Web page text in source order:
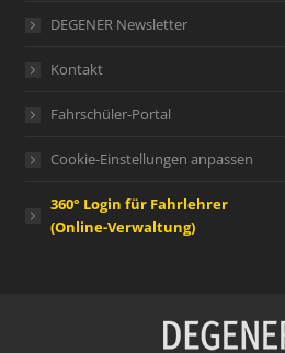
DEGENER Newsletter
Kontakt
Fahrschüler-Portal
Cookie-Einstellungen anpassen
360° Login für Fahrlehrer
(Online-Verwaltung)
person